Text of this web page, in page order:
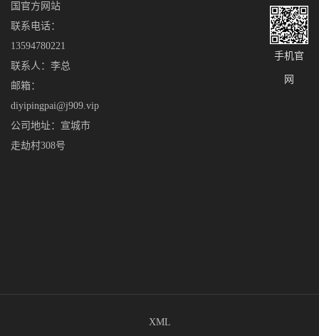
国官方网站
联系电话：
13594780221
联系人：李总
邮箱：
diyipingpai@j909.vip
公司地址：宣城市
走劫村308号
手机官
网
XML